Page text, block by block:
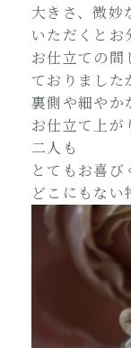
大きさ、微妙
いただくとお
お仕立ての間
ておりました
裏側や細やか
お仕立て上が
二人も
とてもお喜
どこにもな